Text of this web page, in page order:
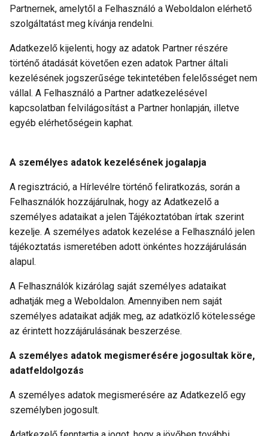
Partnernek, amelytől a Felhasználó a Weboldalon elérhető
szolgáltatást meg kívánja rendelni.
Adatkezelő kijelenti, hogy az adatok Partner részére
történő átadását követően ezen adatok Partner általi
kezelésének jogszerűsége tekintetében felelősséget nem
vállal. A Felhasználó a Partner adatkezelésével
kapcsolatban felvilágosítást a Partner honlapján, illetve
egyéb elérhetőségein kaphat.
A személyes adatok kezelésének jogalapja
A regisztráció, a Hírlevélre történő feliratkozás, során a
Felhasználók hozzájárulnak, hogy az Adatkezelő a
személyes adataikat a jelen Tájékoztatóban írtak szerint
kezelje. A személyes adatok kezelése a Felhasználó jelen
tájékoztatás ismeretében adott önkéntes hozzájárulásán
alapul.
A Felhasználók kizárólag saját személyes adataikat
adhatják meg a Weboldalon. Amennyiben nem saját
személyes adataikat adják meg, az adatközlő kötelessége
az érintett hozzájárulásának beszerzése.
A személyes adatok megismerésére jogosultak köre,
adatfeldolgozás
A személyes adatok megismerésére az Adatkezelő egy
személyben jogosult.